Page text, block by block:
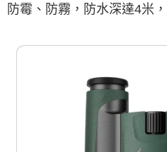
防霉、防霧，防水深達4米